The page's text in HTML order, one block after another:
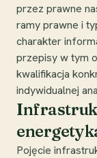
przez prawne
ramy prawne i
charakter
przepisy w tym
kwalifikacja
indywidualnej
Pojęcie